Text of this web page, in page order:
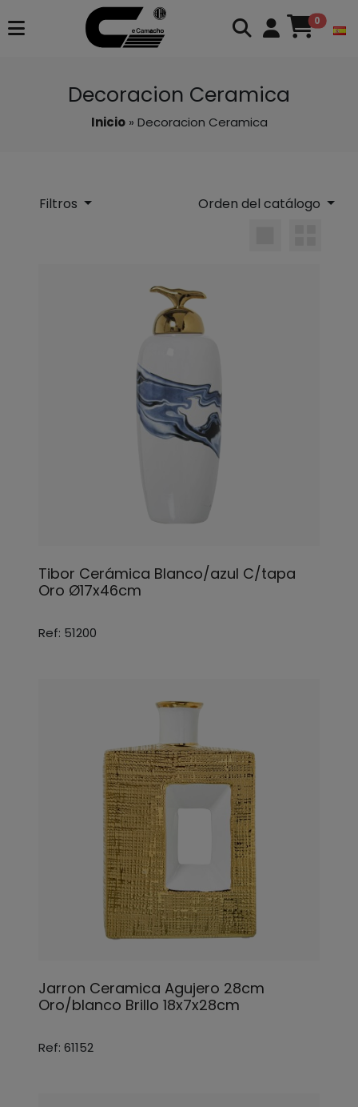
0
Decoracion Ceramica
Inicio» Decoracion Ceramica
Filtros Orden del catálogo
Tibor Cerámica Blanco/azul C/tapa
Oro Ø17x46cm
Ref: 51200
Jarron Ceramica Agujero 28cm
Oro/blanco Brillo 18x7x28cm
Ref: 61152